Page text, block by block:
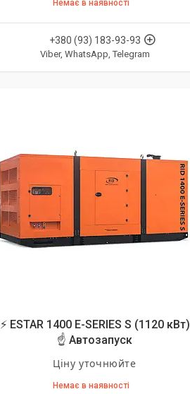
Немає в наявності
+380 (93) 183-93-93
Viber, WhatsApp, Telegram
⚡ ESTAR 1400 E-SERIES S (1120 кВт)
☝ Автозапуск
Ціну уточнюйте
Немає в наявності